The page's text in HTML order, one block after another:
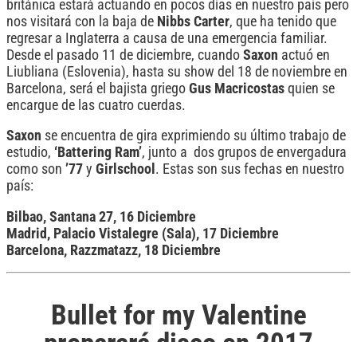
británica estará actuando en pocos días en nuestro país pero
nos visitará con la baja de Nibbs Carter, que ha tenido que
regresar a Inglaterra a causa de una emergencia familiar.
Desde el pasado 11 de diciembre, cuando Saxon actuó en
Liubliana (Eslovenia), hasta su show del 18 de noviembre en
Barcelona, será el bajista griego Gus Macricostas quien se
encargue de las cuatro cuerdas.
Saxon se encuentra de gira exprimiendo su último trabajo de
estudio, ‘Battering Ram’, junto a dos grupos de envergadura
como son ’77 y Girlschool . Estas son sus fechas en nuestro
país:
Bilbao, Santana 27, 16 Diciembre
Madrid, Palacio Vistalegre (Sala), 17 Diciembre
Barcelona, Razzmatazz, 18 Diciembre
Bullet for my Valentine